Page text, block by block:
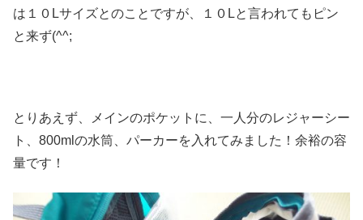
は１０Lサイズとのことですが、１０Lと言われてもピン
と来ず(^^;
とりあえず、メインのポケットに、一人分のレジャーシー
ト、800mlの水筒、パーカーを入れてみました！余裕の容
量です！